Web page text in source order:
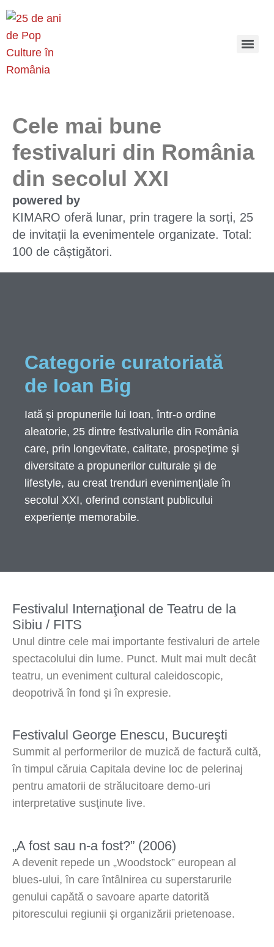
Cele mai bune
festivaluri din România
din secolul XXI
powered by
KIMARO oferă lunar, prin tragere la sorți, 25
de invitații la evenimentele organizate. Total:
100 de câștigători.
Categorie curatoriată
de Ioan Big
Iată și propunerile lui Ioan, într-o ordine
aleatorie, 25 dintre festivalurile din România
care, prin longevitate, calitate, prospeţime şi
diversitate a propunerilor culturale şi de
lifestyle, au creat trenduri evenimenţiale în
secolul XXI, oferind constant publicului
experienţe memorabile.
Festivalul Internaţional de Teatru de la
Sibiu / FITS
Unul dintre cele mai importante festivaluri de artele
spectacolului din lume. Punct. Mult mai mult decât
teatru, un eveniment cultural caleidoscopic,
deopotrivă în fond şi în expresie.
Festivalul George Enescu, Bucureşti
Summit al performerilor de muzică de factură cultă,
în timpul căruia Capitala devine loc de pelerinaj
pentru amatorii de strălucitoare demo-uri
interpretative susţinute live.
„A fost sau n-a fost?” (2006)
A devenit repede un „Woodstock” european al
blues-ului, în care întâlnirea cu superstarurile
genului capătă o savoare aparte datorită
pitorescului regiunii şi organizării prietenoase.